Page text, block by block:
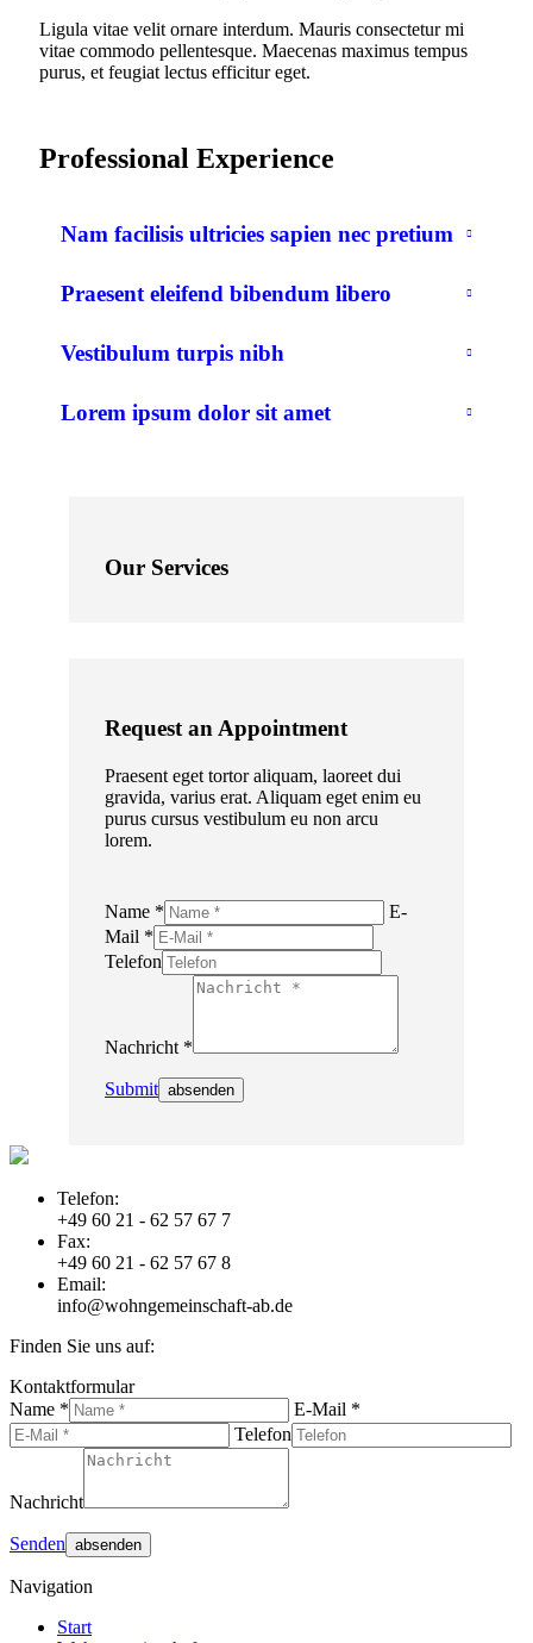
Ligula vitae velit ornare interdum. Mauris consectetur mi
vitae commodo pellentesque. Maecenas maximus tempus
purus, et feugiat lectus efficitur eget.
Professional Experience
Nam facilisis ultricies sapien nec pretium
Praesent eleifend bibendum libero
Vestibulum turpis nibh
Lorem ipsum dolor sit amet
Our Services
Request an Appointment
Praesent eget tortor aliquam, laoreet dui
gravida, varius erat. Aliquam eget enim eu
purus cursus vestibulum eu non arcu
lorem.
Name *
E-
Mail *
Telefon
Nachricht *
Submit
Telefon:
+49 60 21 - 62 57 67 7
Fax:
+49 60 21 - 62 57 67 8
Email:
info@wohngemeinschaft-ab.de
Finden Sie uns auf:
E-
Mail
page
opens
new
window
Website
page
opens
in
window
Kontaktformular
Name *
E-Mail *
Telefon
Nachricht
Senden
Navigation
Start